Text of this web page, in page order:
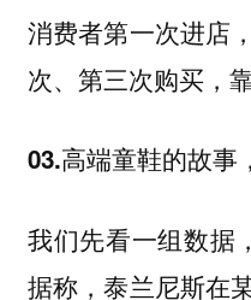
消费者第一次进店
次、第三次购买，
03.高端童鞋的故事
我们先看一组数据
据称，泰兰尼斯在